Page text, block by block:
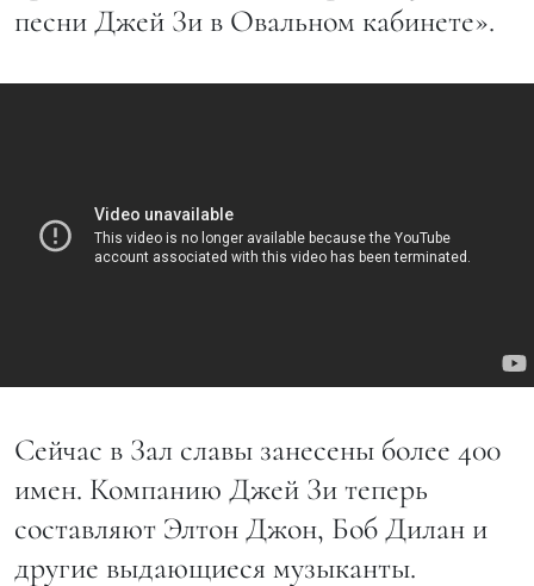
песни Джей Зи в Овальном кабинете».
Сейчас в Зал славы занесены более 400
имен. Компанию Джей Зи теперь
составляют Элтон Джон, Боб Дилан и
другие выдающиеся музыканты.